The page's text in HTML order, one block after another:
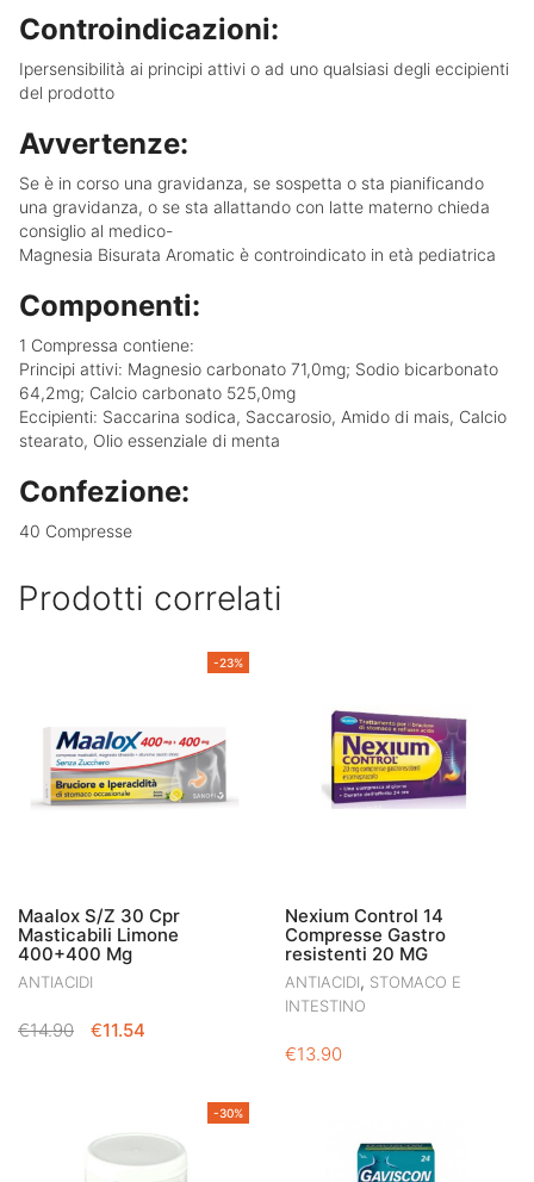
Controindicazioni:
Ipersensibilità ai principi attivi o ad uno qualsiasi degli eccipienti
del prodotto
Avvertenze:
Se è in corso una gravidanza, se sospetta o sta pianificando
una gravidanza, o se sta allattando con latte materno chieda
consiglio al medico-
Magnesia Bisurata Aromatic è controindicato in età pediatrica
Componenti:
1 Compressa contiene:
Principi attivi: Magnesio carbonato 71,0mg; Sodio bicarbonato
64,2mg; Calcio carbonato 525,0mg
Eccipienti: Saccarina sodica, Saccarosio, Amido di mais, Calcio
stearato, Olio essenziale di menta
Confezione:
40 Compresse
Prodotti correlati
-23%
Maalox S/Z 30 Cpr
Masticabili Limone
400+400 Mg
ANTIACIDI
€14.90
IL
€14.90.
€11.54
€11.54.
Nexium Control 14
Compresse Gastro
resistenti 20 MG
ANTIACIDI, STOMACO E
INTESTINO
€13.90
-30%